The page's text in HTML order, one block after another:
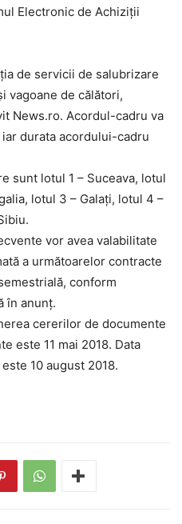
Electronic de Achiziţii
de servicii de salubrizare
vagoane de călători,
News.ro. Acordul-cadru va
durata acordului-cadru
sunt lotul 1 – Suceava, lotul
lotul 3 – Galaţi, lotul 4 –
vor avea valabilitate
a următoarelor contracte
conform
în anunţ.
cererilor de documente
este 11 mai 2018. Data
10 august 2018.